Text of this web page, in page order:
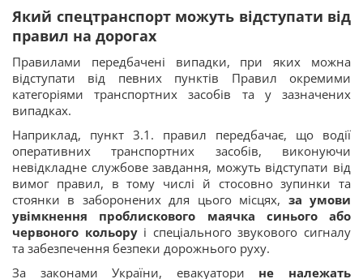
Який спецтранспорт можуть відступати від
правил на дорогах
Правилами передбачені випадки, при яких можна
відступати від певних пунктів Правил окремими
категоріями транспортних засобів та у зазначених
випадках.
Наприклад, пункт 3.1. правил передбачає, що водії
оперативних транспортних засобів, виконуючи
невідкладне службове завдання, можуть відступати від
вимог правил, в тому числі й стосовно зупинки та
стоянки в заборонених для цього місцях, за умови
увімкнення проблискового маячка синього або
червоного кольоруі спеціального звукового сигналу
та забезпечення безпеки дорожнього руху.
За законами України, евакуатори не належать